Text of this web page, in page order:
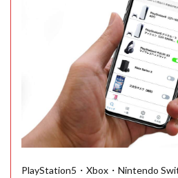
PlayStation5・Xbox・Nintendo